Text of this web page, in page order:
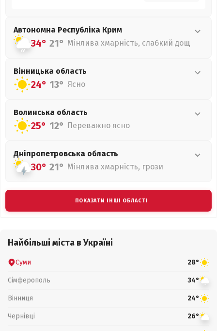
Автономна Республіка Крим
34° 21° Мінлива хмарність, слабкий дощ
Вінницька область
24° 13° Ясно
Волинська область
25° 12° Переважно ясно
Дніпропетровська область
30° 21° Мінлива хмарність, грози
ПОКАЗАТИ ІНШІ ОБЛАСТІ
Найбільші міста в Україні
Суми 28°
Сімферополь 34°
Вінниця 24°
Чернівці 26°